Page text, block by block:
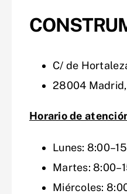
C/ de
28004
Horario de
Lunes:
Martes:
Miércoles: